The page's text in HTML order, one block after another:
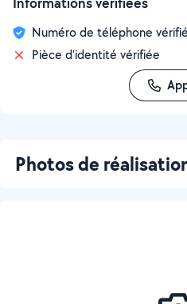
Numéro de téléphone vérifié
Pièce d'identité vérifiée
Photos de